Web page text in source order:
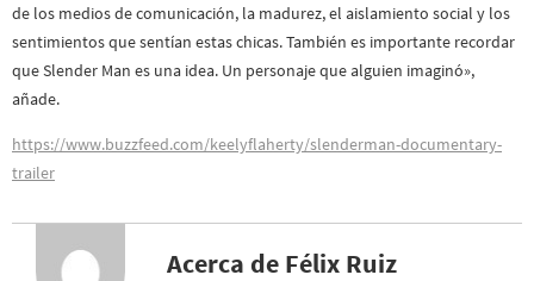
de los medios de comunicación, la madurez, el aislamiento social y los
sentimientos que sentían estas chicas. También es importante recordar
que Slender Man es una idea. Un personaje que alguien imaginó»,
añade.
https://www.buzzfeed.com/keelyflaherty/slenderman-documentary-
trailer
Acerca de Félix Ruiz